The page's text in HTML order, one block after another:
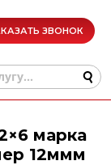
ЗВОНОК
марка
12ммм